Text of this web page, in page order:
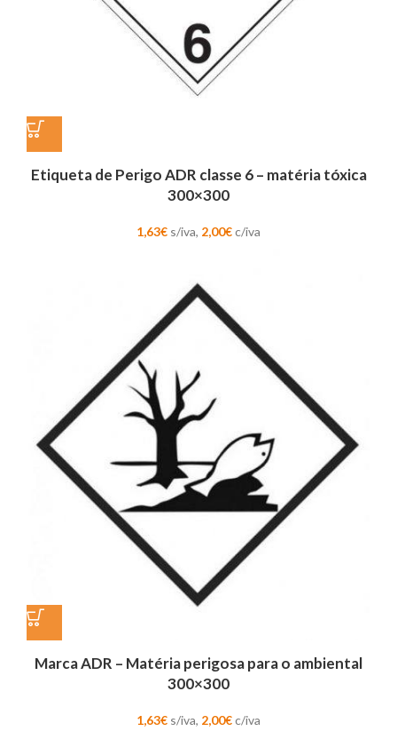
Etiqueta de Perigo ADR classe 6 – matéria tóxica
300×300
1,63€ s/iva, 2,00€c/iva
Marca ADR – Matéria perigosa para o ambiental
300×300
1,63€ s/iva, 2,00€c/iva